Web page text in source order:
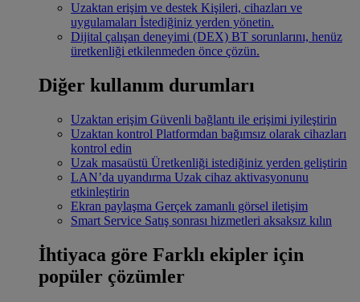
Uzaktan erişim ve destek Kişileri, cihazları ve
uygulamaları İstediğiniz yerden yönetin.
Dijital çalışan deneyimi (DEX) BT sorunlarını, henüz
üretkenliği etkilenmeden önce çözün.
Diğer kullanım durumları
Uzaktan erişim Güvenli bağlantı ile erişimi iyileştirin
Uzaktan kontrol Platformdan bağımsız olarak cihazları
kontrol edin
Uzak masaüstü Üretkenliği istediğiniz yerden geliştirin
LAN’da uyandırma Uzak cihaz aktivasyonunu
etkinleştirin
Ekran paylaşma Gerçek zamanlı görsel iletişim
Smart Service Satış sonrası hizmetleri aksaksız kılın
İhtiyaca göre Farklı ekipler için
popüler çözümler